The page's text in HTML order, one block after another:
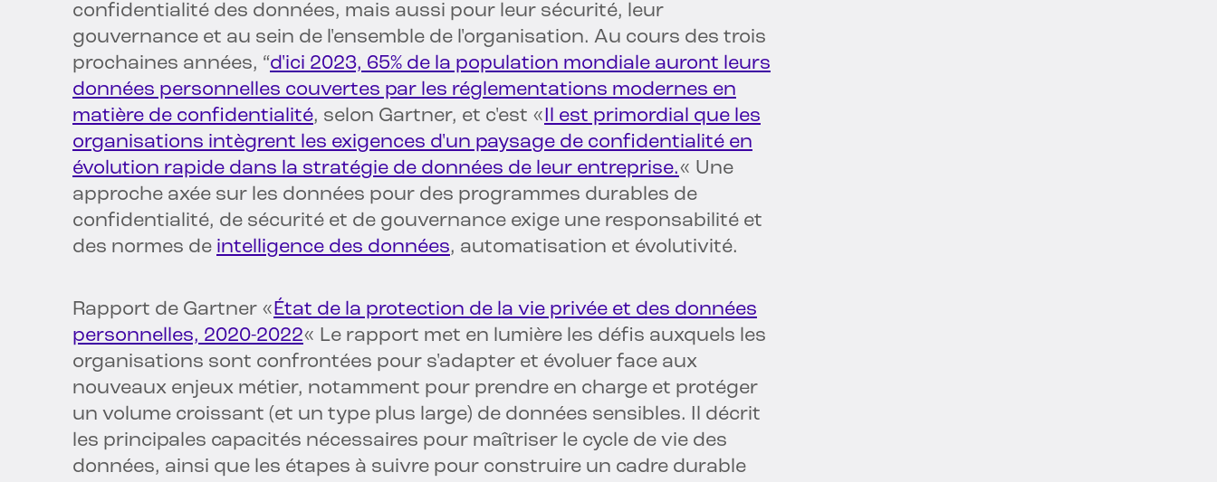
confidentialité des données, mais aussi pour leur sécurité, leur
gouvernance et au sein de l'ensemble de l'organisation. Au cours des trois
prochaines années, “d'ici 2023, 65% de la population mondiale auront leurs
données personnelles couvertes par les réglementations modernes en
matière de confidentialité, selon Gartner, et c'est «Il est primordial que les
organisations intègrent les exigences d'un paysage de confidentialité en
évolution rapide dans la stratégie de données de leur entreprise.« Une
approche axée sur les données pour des programmes durables de
confidentialité, de sécurité et de gouvernance exige une responsabilité et
des normes de intelligence des données, automatisation et évolutivité.
Rapport de Gartner «État de la protection de la vie privée et des données
personnelles, 2020-2022« Le rapport met en lumière les défis auxquels les
organisations sont confrontées pour s'adapter et évoluer face aux
nouveaux enjeux métier, notamment pour prendre en charge et protéger
un volume croissant (et un type plus large) de données sensibles. Il décrit
les principales capacités nécessaires pour maîtriser le cycle de vie des
données, ainsi que les étapes à suivre pour construire un cadre durable